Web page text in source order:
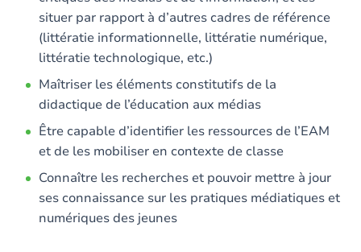
situer par rapport à d’autres cadres de référence
(littératie informationnelle, littératie numérique,
littératie technologique, etc.)
Maîtriser les éléments constitutifs de la
didactique de l’éducation aux médias
Être capable d’identifier les ressources de l’EAM
et de les mobiliser en contexte de classe
Connaître les recherches et pouvoir mettre à jour
ses connaissance sur les pratiques médiatiques et
numériques des jeunes